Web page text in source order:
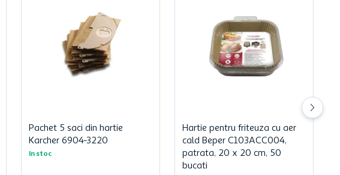
Pachet 5 saci din hartie
Karcher 6904-3220
In stoc
Hartie pentru friteuza cu aer
cald Beper C103ACC004,
patrata, 20 x 20 cm, 50
bucati